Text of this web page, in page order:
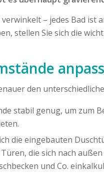
– jedes Bad ist
stellen Sie sich die
den
stabil genug, um zum
die eingebauten
die sich nach
und Co.